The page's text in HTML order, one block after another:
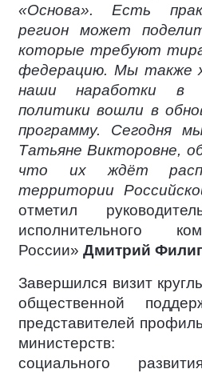
«Основа». Есть
регион может
которые требуют
федерацию. Мы также
наши наработки в
политики вошли в
программу. Сегодня
Татьяне Викторовне,
что их ждёт
территории
отметил
исполнительного
России» Дмитрий
Завершился визит
общественной
представителей
министерств:
социального